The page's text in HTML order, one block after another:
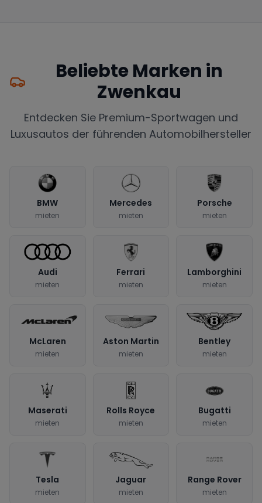
Beliebte Marken in
Zwenkau
Entdecken Sie Premium-Sportwagen und
Luxusautos der führenden Automobilhersteller
BMW
mieten
Mercedes
mieten
Porsche
mieten
Audi
mieten
Ferrari
mieten
Lamborghini
mieten
McLaren
mieten
Aston Martin
mieten
Bentley
mieten
Maserati
mieten
Rolls Royce
mieten
Bugatti
mieten
Tesla
mieten
Jaguar
mieten
Range Rover
mieten